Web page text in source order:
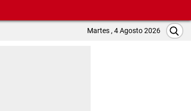
Martes , 4 Agosto 2026